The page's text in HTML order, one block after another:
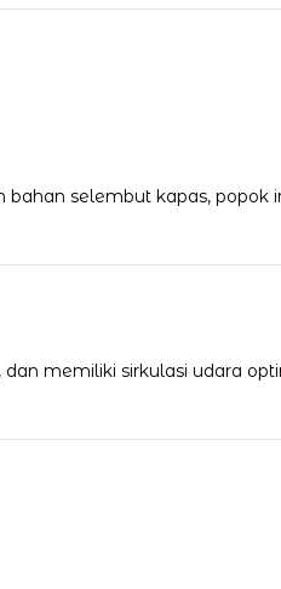
selembut kapas, popok
memiliki sirkulasi udara